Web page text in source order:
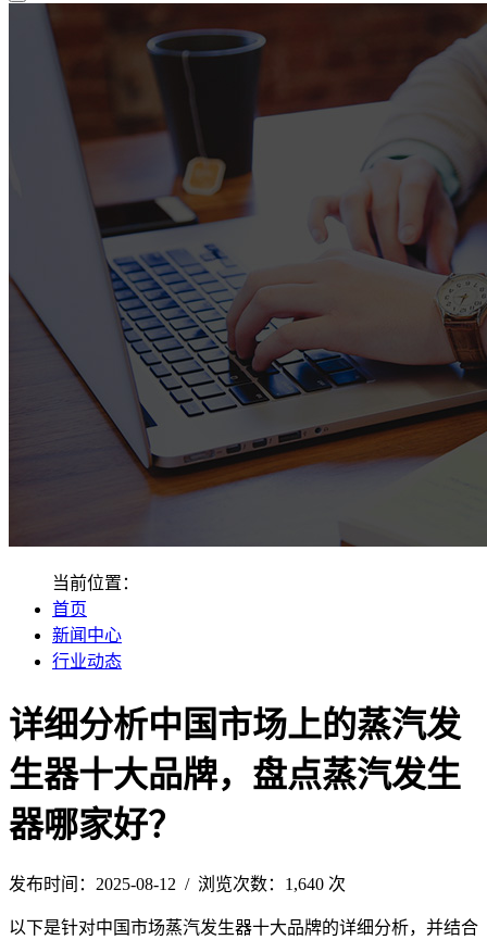
当前位置：
首页
新闻中心
行业动态
详细分析中国市场上的蒸汽发
生器十大品牌，盘点蒸汽发生
器哪家好？
发布时间：2025-08-12 / 浏览次数：1,640 次
以下是针对中国市场蒸汽发生器十大品牌的详细分析，并结合